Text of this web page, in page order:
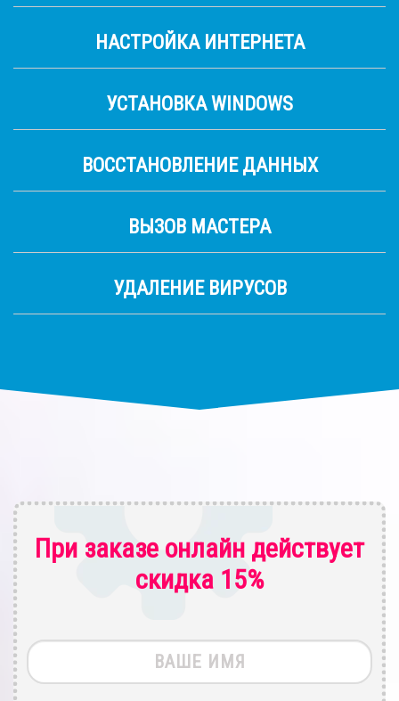
НАСТРОЙКА ИНТЕРНЕТА
УСТАНОВКА WINDOWS
ВОССТАНОВЛЕНИЕ ДАННЫХ
ВЫЗОВ МАСТЕРА
УДАЛЕНИЕ ВИРУСОВ
При заказе онлайн действует
скидка 15%